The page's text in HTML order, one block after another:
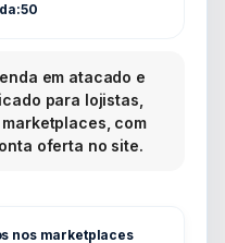
50
em atacado e
para lojistas,
com
oferta no site.
nos marketplaces